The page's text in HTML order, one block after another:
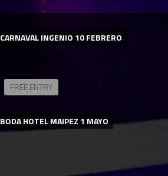
CARNAVAL INGENIO 10 FEBRERO
FREE ENTRY
BODA HOTEL MAIPEZ 1 MAYO